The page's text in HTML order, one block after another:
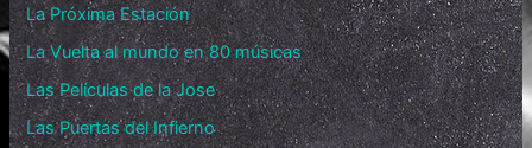
La Próxima Estación
La Vuelta al mundo en 80 músicas
Las Películas de la Jose
Las Puertas del Infierno